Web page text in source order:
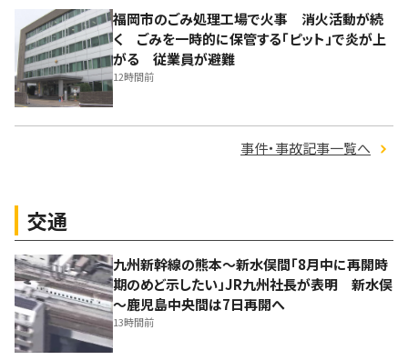
福岡市のごみ処理工場で火事 消火活動が続
く ごみを一時的に保管する「ピット」で炎が上
がる 従業員が避難
12時間前
事件・事故記事一覧へ
交通
九州新幹線の熊本～新水俣間「8月中に再開時
期のめど示したい」JR九州社長が表明 新水俣
～鹿児島中央間は7日再開へ
13時間前